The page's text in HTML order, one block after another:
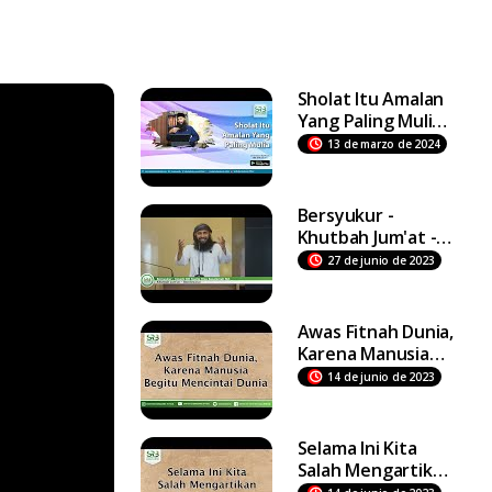
Sholat Itu Amalan
Yang Paling Mulia -
Ustadz Dr Syafiq
13 de marzo de 2024
Bersyukur -
Khutbah Jum'at -
Ustadz DR Syafiq
27 de junio de 2023
Awas Fitnah Dunia,
Karena Manusia
Begitu Mencintai
14 de junio de 2023
Selama Ini Kita
Salah Mengartikan